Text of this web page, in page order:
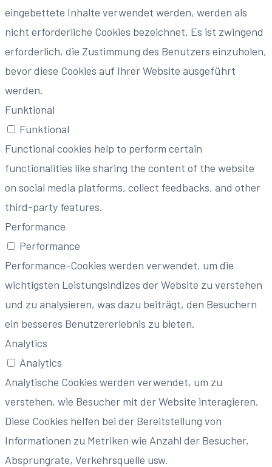
eingebettete Inhalte verwendet werden, werden als
nicht erforderliche Cookies bezeichnet. Es ist zwingend
erforderlich, die Zustimmung des Benutzers einzuholen,
bevor diese Cookies auf Ihrer Website ausgeführt
werden.
Funktional
Funktional
Functional cookies help to perform certain
functionalities like sharing the content of the website
on social media platforms, collect feedbacks, and other
third-party features.
Performance
Performance
Performance-Cookies werden verwendet, um die
wichtigsten Leistungsindizes der Website zu verstehen
und zu analysieren, was dazu beiträgt, den Besuchern
ein besseres Benutzererlebnis zu bieten.
Analytics
Analytics
Analytische Cookies werden verwendet, um zu
verstehen, wie Besucher mit der Website interagieren.
Diese Cookies helfen bei der Bereitstellung von
Informationen zu Metriken wie Anzahl der Besucher,
Absprungrate, Verkehrsquelle usw.